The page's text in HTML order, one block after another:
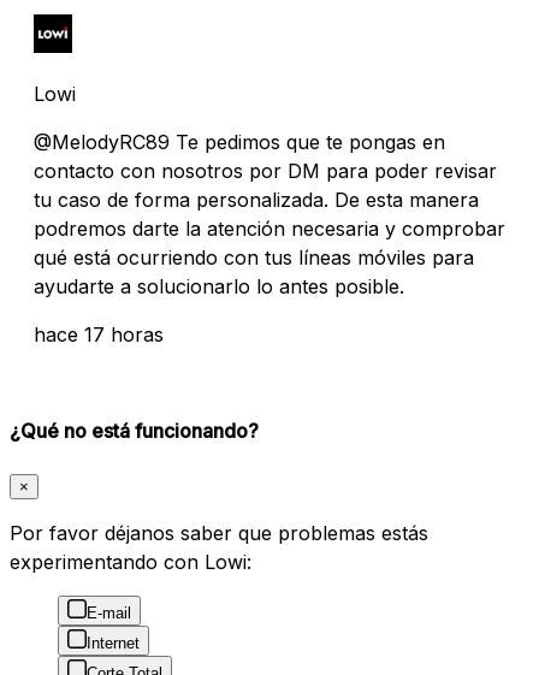
Lowi
@MelodyRC89 Te pedimos que te pongas en
contacto con nosotros por DM para poder revisar
tu caso de forma personalizada. De esta manera
podremos darte la atención necesaria y comprobar
qué está ocurriendo con tus líneas móviles para
ayudarte a solucionarlo lo antes posible.
hace 17 horas
¿Qué no está funcionando?
×
Por favor déjanos saber que problemas estás
experimentando con Lowi:
E-mail
Internet